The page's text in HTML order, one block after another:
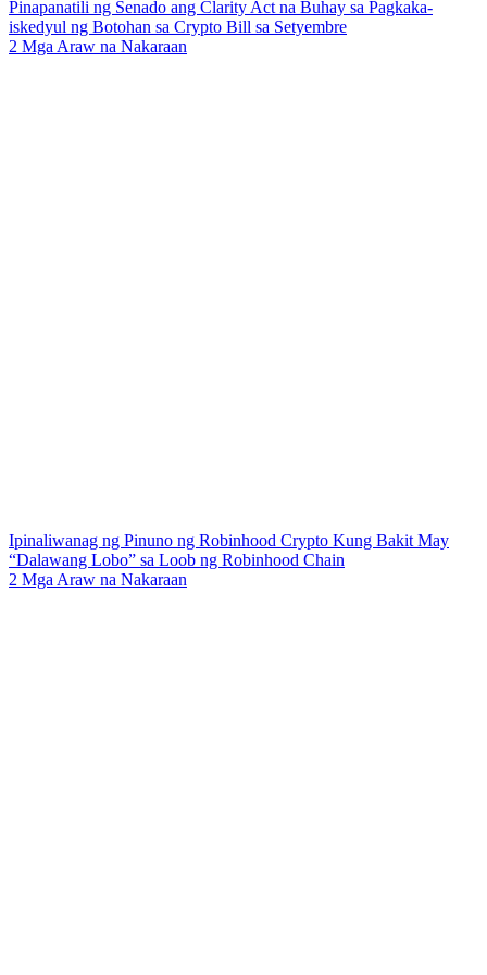
Pinapanatili ng Senado ang Clarity Act na Buhay sa Pagkaka-
iskedyul ng Botohan sa Crypto Bill sa Setyembre
2 Mga Araw na Nakaraan
Ipinaliwanag ng Pinuno ng Robinhood Crypto Kung Bakit May
“Dalawang Lobo” sa Loob ng Robinhood Chain
2 Mga Araw na Nakaraan